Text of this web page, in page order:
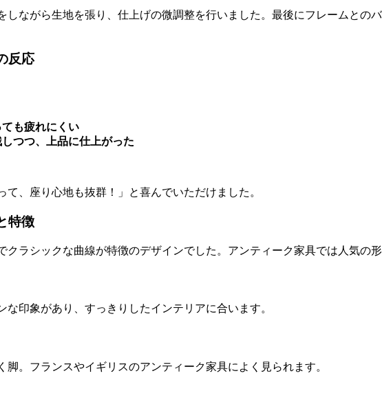
しながら生地を張り、仕上げの微調整を行いました。最後にフレームとの
反応
も疲れにくい
つつ、上品に仕上がった
、座り心地も抜群！」と喜んでいただけました。
特徴
ラシックな曲線が特徴のデザインでした。アンティーク家具では人気の
印象があり、すっきりしたインテリアに合います。
。フランスやイギリスのアンティーク家具によく見られます。